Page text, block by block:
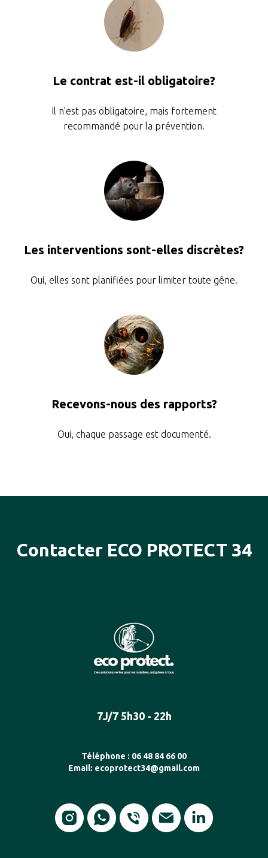
Le contrat est-il obligatoire?
Il n’est pas obligatoire, mais fortement
recommandé pour la prévention.
Les interventions sont-elles discrètes?
Oui, elles sont planifiées pour limiter toute gêne.
Recevons-nous des rapports?
Oui, chaque passage est documenté.
Contacter ECO PROTECT 34
7J/7 5h30 - 22h
Téléphone : 06 48 84 66 00
Email: ecoprotect34@gmail.com